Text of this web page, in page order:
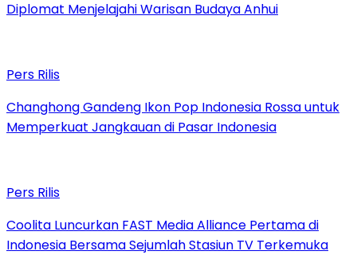
Diplomat Menjelajahi Warisan Budaya Anhui
Pers Rilis
Changhong Gandeng Ikon Pop Indonesia Rossa untuk
Memperkuat Jangkauan di Pasar Indonesia
Pers Rilis
Coolita Luncurkan FAST Media Alliance Pertama di
Indonesia Bersama Sejumlah Stasiun TV Terkemuka